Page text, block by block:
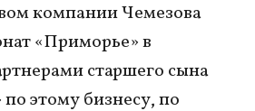
компании Чемезова
«Приморье» в
старшего сына
по этому бизнесу, по